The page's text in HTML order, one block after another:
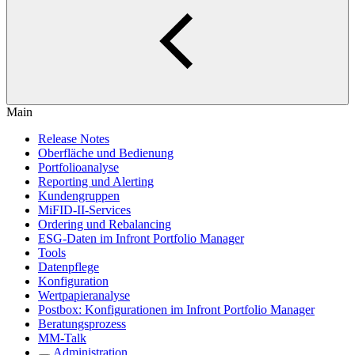
Main
Release Notes
Oberfläche und Bedienung
Portfolioanalyse
Reporting und Alerting
Kundengruppen
MiFID-II-Services
Ordering und Rebalancing
ESG-Daten im Infront Portfolio Manager
Tools
Datenpflege
Konfiguration
Wertpapieranalyse
Postbox: Konfigurationen im Infront Portfolio Manager
Beratungsprozess
MM-Talk
Administration